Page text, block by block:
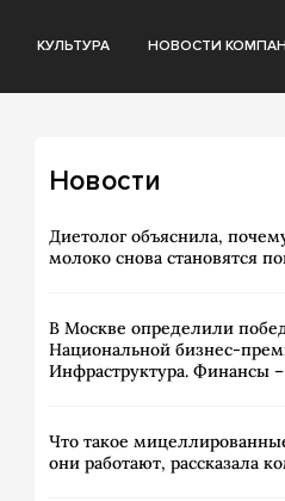
КУЛЬТУРА НОВОСТИ
Новости
Диетолог объяснила,
молоко снова становятся
В Москве определили
Национальной бизнес-
Инфраструктура. Финансы
Что такое
они работают, рассказала